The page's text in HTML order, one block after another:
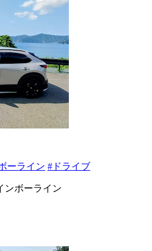
ーライン #ドライブ
ンボーライン